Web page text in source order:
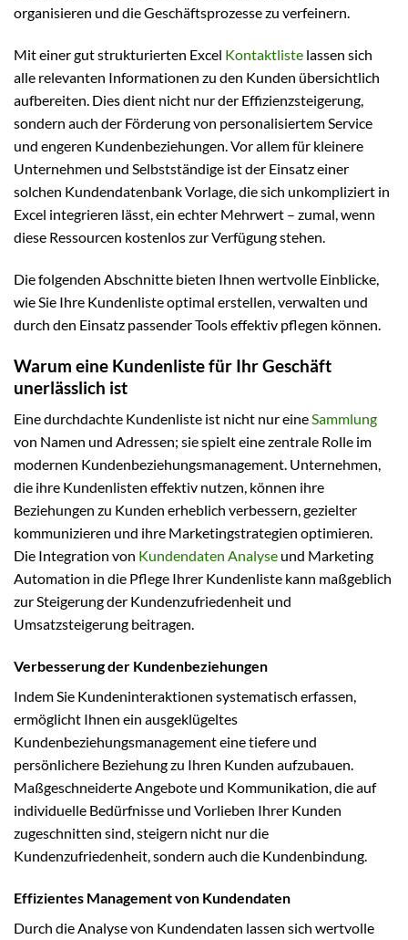
organisieren und die Geschäftsprozesse zu verfeinern.
Mit einer gut strukturierten Excel Kontaktliste lassen sich
alle relevanten Informationen zu den Kunden übersichtlich
aufbereiten. Dies dient nicht nur der Effizienzsteigerung,
sondern auch der Förderung von personalisiertem Service
und engeren Kundenbeziehungen. Vor allem für kleinere
Unternehmen und Selbstständige ist der Einsatz einer
solchen Kundendatenbank Vorlage, die sich unkompliziert in
Excel integrieren lässt, ein echter Mehrwert – zumal, wenn
diese Ressourcen kostenlos zur Verfügung stehen.
Die folgenden Abschnitte bieten Ihnen wertvolle Einblicke,
wie Sie Ihre Kundenliste optimal erstellen, verwalten und
durch den Einsatz passender Tools effektiv pflegen können.
Warum eine Kundenliste für Ihr Geschäft
unerlässlich ist
Eine durchdachte Kundenliste ist nicht nur eineSammlung
von Namen und Adressen; sie spielt eine zentrale Rolle im
modernen Kundenbeziehungsmanagement. Unternehmen,
die ihre Kundenlisten effektiv nutzen, können ihre
Beziehungen zu Kunden erheblich verbessern, gezielter
kommunizieren und ihre Marketingstrategien optimieren.
Die Integration von Kundendaten Analyse und Marketing
Automation in die Pflege Ihrer Kundenliste kann maßgeblich
zur Steigerung der Kundenzufriedenheit und
Umsatzsteigerung beitragen.
Verbesserung der Kundenbeziehungen
Indem Sie Kundeninteraktionen systematisch erfassen,
ermöglicht Ihnen ein ausgeklügeltes
Kundenbeziehungsmanagement eine tiefere und
persönlichere Beziehung zu Ihren Kunden aufzubauen.
Maßgeschneiderte Angebote und Kommunikation, die auf
individuelle Bedürfnisse und Vorlieben Ihrer Kunden
zugeschnitten sind, steigern nicht nur die
Kundenzufriedenheit, sondern auch die Kundenbindung.
Effizientes Management von Kundendaten
Durch die Analyse von Kundendaten lassen sich wertvolle